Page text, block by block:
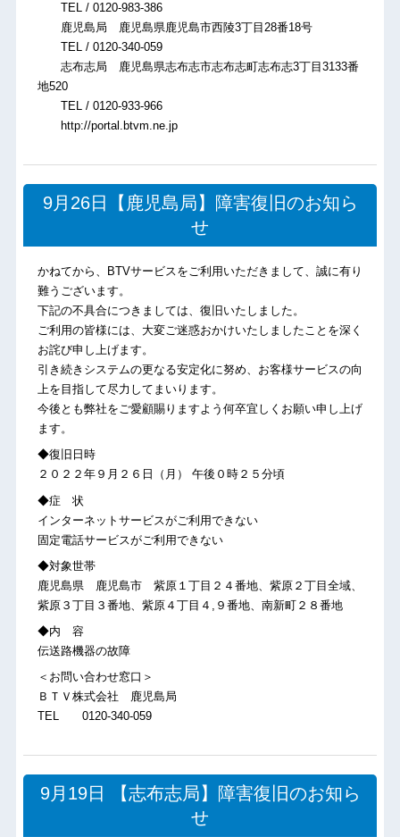
TEL / 0120-983-386
鹿児島局 鹿児島県鹿児島市西陵3丁目28番18号
TEL / 0120-340-059
志布志局 鹿児島県志布志市志布志町志布志3丁目3133番
地520
TEL / 0120-933-966
http://portal.btvm.ne.jp
9月26日【鹿児島局】障害復旧のお知ら
せ
かねてから、BTVサービスをご利用いただきまして、誠に有り
難うございます。
下記の不具合につきましては、復旧いたしました。
ご利用の皆様には、大変ご迷惑おかけいたしましたことを深く
お詫び申し上げます。
引き続きシステムの更なる安定化に努め、お客様サービスの向
上を目指して尽力してまいります。
今後とも弊社をご愛顧賜りますよう何卒宜しくお願い申し上げ
ます。
◆復旧日時
２０２２年９月２６日（月） 午後０時２５分頃
◆症 状
インターネットサービスがご利用できない
固定電話サービスがご利用できない
◆対象世帯
鹿児島県 鹿児島市 紫原１丁目２４番地、紫原２丁目全域、
紫原３丁目３番地、紫原４丁目４,９番地、南新町２８番地
◆内 容
伝送路機器の故障
＜お問い合わせ窓口＞
ＢＴＶ株式会社 鹿児島局
TEL 0120-340-059
9月19日 【志布志局】障害復旧のお知ら
せ